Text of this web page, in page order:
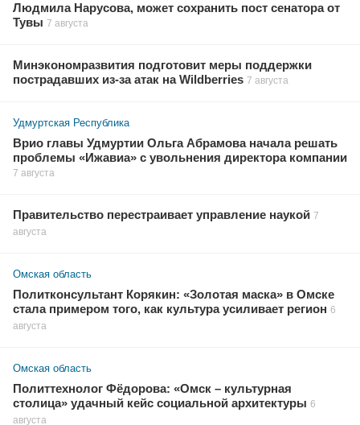
Людмила Нарусова, может сохранить пост сенатора от
Тувы 7 августа
Минэкономразвития подготовит меры поддержки
пострадавших из-за атак на Wildberries 7 августа
Удмуртская Республика
Врио главы Удмуртии Ольга Абрамова начала решать
проблемы «Ижавиа» с увольнения директора компании
7 августа
Правительство перестраивает управление наукой 7
августа
Омская область
Политконсультант Корякин: «Золотая маска» в Омске
стала примером того, как культура усиливает регион 6
августа
Омская область
Политтехнолог Фёдорова: «Омск – культурная
столица» удачный кейс социальной архитектуры 6
августа